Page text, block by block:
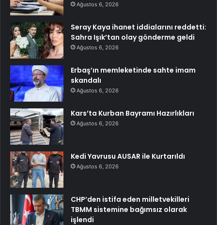
Ağustos 6, 2026
Seray Kaya ihanet iddialarını reddetti:
Sahra Işık’tan olay gönderme geldi
Ağustos 6, 2026
Erbaş’ın memleketinde sahte imam
skandalı
Ağustos 6, 2026
Kars’ta Kurban Bayramı Hazırlıkları
Ağustos 6, 2026
Kedi Yavrusu AUSAR ile Kurtarıldı
Ağustos 6, 2026
CHP’den istifa eden milletvekilleri
TBMM sistemine bağımsız olarak
işlendi